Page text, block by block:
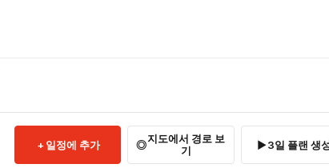
일정에 추가
지도에서 경로 보
기
3일 플랜 생